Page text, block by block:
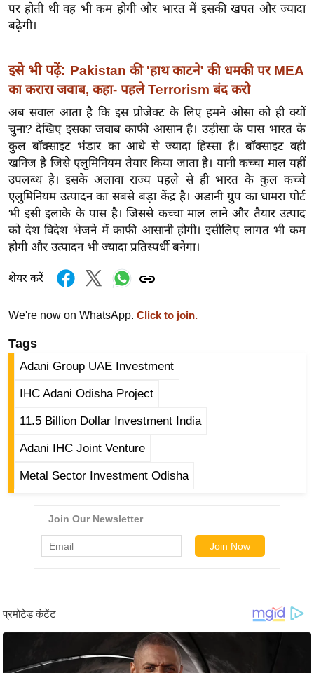
ली
वु
हॉ
ली
ड
फि
ल्म
स
मी
क्षा
B
r
e
k
n
g
e
w
इ
लॉ
जी
टी
पर होती थी वह भी कम होगी और भारत में इसकी खपत और ज्यादा
बढ़ेगी।
इसे भी पढ़ें: Pakistan की 'हाथ काटने' की धमकी पर MEA
का करारा जवाब, कहा- पहले Terrorism बंद करो
अब सवाल आता है कि इस प्रोजेक्ट के लिए हमने ओसा को ही क्यों
चुना? देखिए इसका जवाब काफी आसान है। उड़ीसा के पास भारत के
कुल बॉक्साइट भंडार का आधे से ज्यादा हिस्सा है। बॉक्साइट वही
खनिज है जिसे एलुमिनियम तैयार किया जाता है। यानी कच्चा माल यहीं
उपलब्ध है। इसके अलावा राज्य पहले से ही भारत के कुल कच्चे
एलुमिनियम उत्पादन का सबसे बड़ा केंद्र है। अडानी ग्रुप का धामरा पोर्ट
भी इसी इलाके के पास है। जिससे कच्चा माल लाने और तैयार उत्पाद
को देश विदेश भेजने में काफी आसानी होगी। इसीलिए लागत भी कम
होगी और उत्पादन भी ज्यादा प्रतिस्पर्धी बनेगा।
शेयर करें
We're now on WhatsApp. Click to join.
Tags
Adani Group UAE Investment
IHC Adani Odisha Project
11.5 Billion Dollar Investment India
Adani IHC Joint Venture
Metal Sector Investment Odisha